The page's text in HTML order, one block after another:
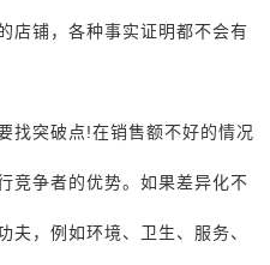
店铺，各种事实证明都不会有
找突破点!在销售额不好的情况
竞争者的优势。如果差异化不
夫，例如环境、卫生、服务、